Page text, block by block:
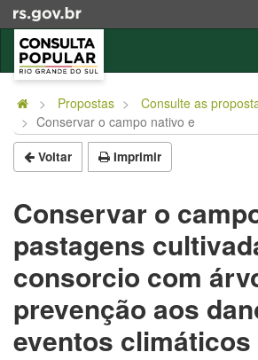
para
conteúdo
para
menu
para
busca
Início
conteúdo
Propostas
Consulte as
Conservar o campo nativo e
Voltar Imprimir
Conservar o
pastagens
consorcio com
prevenção aos
eventos